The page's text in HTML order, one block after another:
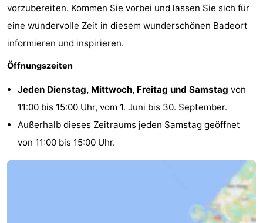
vorzubereiten. Kommen Sie vorbei und lassen Sie sich für
eine wundervolle Zeit in diesem wunderschönen Badeort
informieren und inspirieren.
Öffnungszeiten
Jeden Dienstag, Mittwoch, Freitag und Samstag von
11:00 bis 15:00 Uhr, vom 1. Juni bis 30. September.
Außerhalb dieses Zeitraums jeden Samstag geöffnet
von 11:00 bis 15:00 Uhr.